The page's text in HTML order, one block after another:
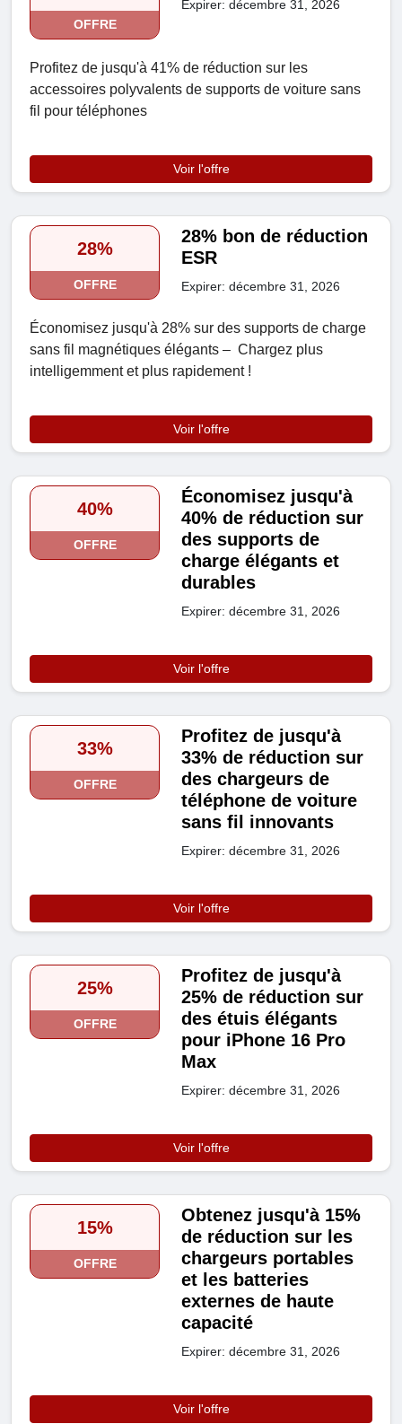
OFFRE
Expirer: décembre 31, 2026
Profitez de jusqu'à 41% de réduction sur les
accessoires polyvalents de supports de voiture sans
fil pour téléphones
Voir l'offre
28%
OFFRE
28% bon de réduction
ESR
Expirer: décembre 31, 2026
Économisez jusqu'à 28% sur des supports de charge
sans fil magnétiques élégants – Chargez plus
intelligemment et plus rapidement !
Voir l'offre
40%
OFFRE
Économisez jusqu'à
40% de réduction sur
des supports de
charge élégants et
durables
Expirer: décembre 31, 2026
Voir l'offre
33%
OFFRE
Profitez de jusqu'à
33% de réduction sur
des chargeurs de
téléphone de voiture
sans fil innovants
Expirer: décembre 31, 2026
Voir l'offre
25%
OFFRE
Profitez de jusqu'à
25% de réduction sur
des étuis élégants
pour iPhone 16 Pro
Max
Expirer: décembre 31, 2026
Voir l'offre
15%
OFFRE
Obtenez jusqu'à 15%
de réduction sur les
chargeurs portables
et les batteries
externes de haute
capacité
Expirer: décembre 31, 2026
Voir l'offre